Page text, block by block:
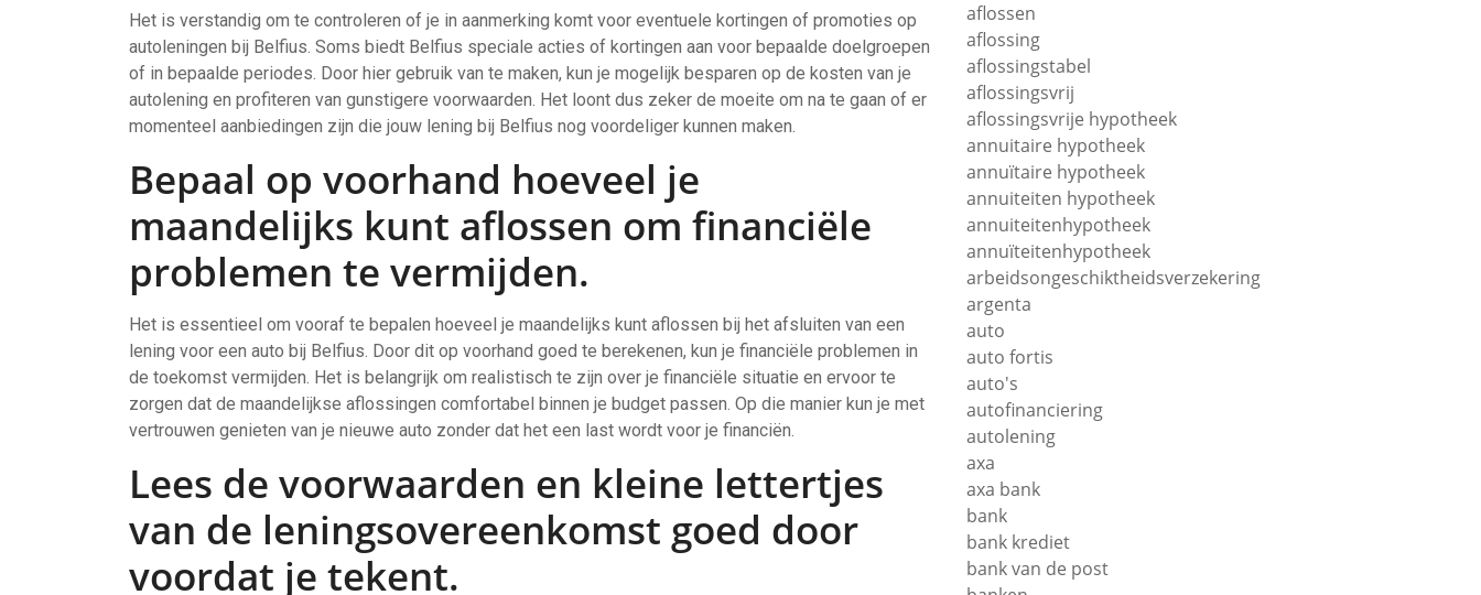
Het is verstandig om te controleren of je in aanmerking komt voor eventuele kortingen of promoties op
autoleningen bij Belfius. Soms biedt Belfius speciale acties of kortingen aan voor bepaalde doelgroepen
of in bepaalde periodes. Door hier gebruik van te maken, kun je mogelijk besparen op de kosten van je
autolening en profiteren van gunstigere voorwaarden. Het loont dus zeker de moeite om na te gaan of er
momenteel aanbiedingen zijn die jouw lening bij Belfius nog voordeliger kunnen maken.
Bepaal op voorhand hoeveel je
maandelijks kunt aflossen om financiële
problemen te vermijden.
Het is essentieel om vooraf te bepalen hoeveel je maandelijks kunt aflossen bij het afsluiten van een
lening voor een auto bij Belfius. Door dit op voorhand goed te berekenen, kun je financiële problemen in
de toekomst vermijden. Het is belangrijk om realistisch te zijn over je financiële situatie en ervoor te
zorgen dat de maandelijkse aflossingen comfortabel binnen je budget passen. Op die manier kun je met
vertrouwen genieten van je nieuwe auto zonder dat het een last wordt voor je financiën.
Lees de voorwaarden en kleine lettertjes
van de leningsovereenkomst goed door
voordat je tekent.
aflossen
aflossing
aflossingstabel
aflossingsvrij
aflossingsvrije hypotheek
annuitaire hypotheek
annuïtaire hypotheek
annuiteiten hypotheek
annuiteitenhypotheek
annuïteitenhypotheek
arbeidsongeschiktheidsverzekering
argenta
auto
auto fortis
auto's
autofinanciering
autolening
axa
axa bank
bank
bank krediet
bank van de post